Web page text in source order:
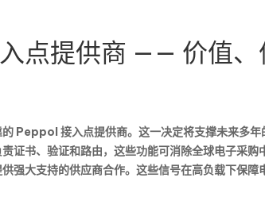
点提供商 —— 价值、
的 Peppol 接入点提供商。这一决定将支撑未来多年
责证书、验证和路由，这些功能可消除全球电子采购
强大支持的供应商合作。这些信号在高负载下保障